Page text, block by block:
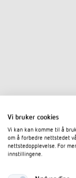
Vi bruker cookies
Vi kan kan komme til å
om å forbedre nettstedet
nettstedopplevelse. For
innstillingene.